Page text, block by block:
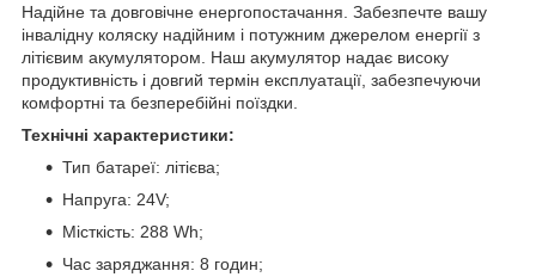
Надійне та довговічне енергопостачання. Забезпечте вашу
інвалідну коляску надійним і потужним джерелом енергії з
літієвим акумулятором. Наш акумулятор надає високу
продуктивність і довгий термін експлуатації, забезпечуючи
комфортні та безперебійні поїздки.
Технічні характеристики:
Тип батареї: літієва;
Напруга: 24V;
Місткість: 288 Wh;
Час заряджання: 8 годин;